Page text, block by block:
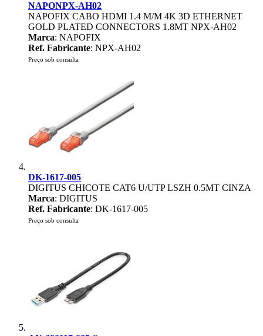
NAPONPX-AH02
NAPOFIX CABO HDMI 1.4 M/M 4K 3D ETHERNET
GOLD PLATED CONNECTORS 1.8MT NPX-AH02
Marca: NAPOFIX
Ref. Fabricante: NPX-AH02
Preço sob consulta
DK-1617-005
DIGITUS CHICOTE CAT6 U/UTP LSZH 0.5MT CINZA
Marca: DIGITUS
Ref. Fabricante: DK-1617-005
Preço sob consulta